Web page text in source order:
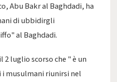
Abu Bakr al Baghdadi, ha
di ubbidirgli
al Baghdadi.
luglio scorso che " è un
musulmani riunirsi nel